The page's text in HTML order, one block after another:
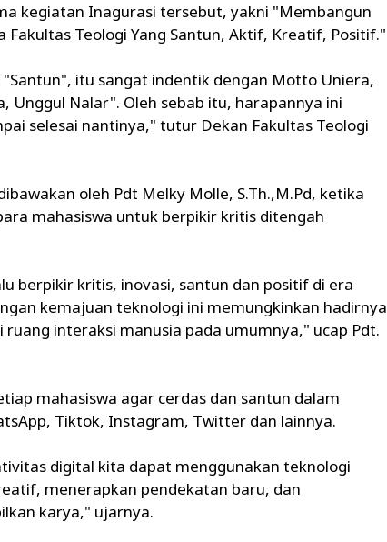
kegiatan Inagurasi tersebut, yakni "Membangun
Teologi Yang Santun, Aktif, Kreatif, Positif."
"Santun", itu sangat indentik dengan Motto Uniera,
Unggul Nalar". Oleh sebab itu, harapannya ini
selesai nantinya," tutur Dekan Fakultas Teologi
oleh Pdt Melky Molle, S.Th.,M.Pd, ketika
mahasiswa untuk berpikir kritis ditengah
berpikir kritis, inovasi, santun dan positif di era
kemajuan teknologi ini memungkinkan hadirnya
interaksi manusia pada umumnya," ucap Pdt.
mahasiswa agar cerdas dan santun dalam
Tiktok, Instagram, Twitter dan lainnya.
digital kita dapat menggunakan teknologi
menerapkan pendekatan baru, dan
karya," ujarnya.